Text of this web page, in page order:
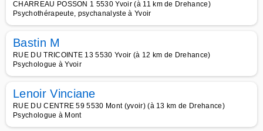
CHARREAU POSSON 1 5530 Yvoir (à 11 km de Drehance)
Psychothérapeute, psychanalyste à Yvoir
Bastin M
RUE DU TRICOINTE 13 5530 Yvoir (à 12 km de Drehance)
Psychologue à Yvoir
Lenoir Vinciane
RUE DU CENTRE 59 5530 Mont (yvoir) (à 13 km de Drehance)
Psychologue à Mont